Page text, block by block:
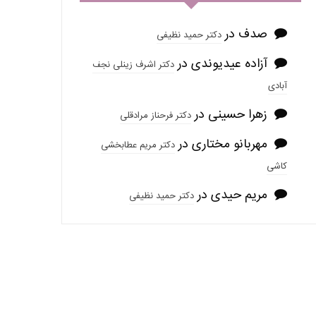
صدف دردکتر حمید نظیفی
آزاده عیدیوندی دردکتر اشرف زینلی نجف
آبادی
زهرا حسینی دردکتر فرحناز مرادقلی
مهربانو مختاری دردکتر مریم عطابخشی
کاشی
مریم حیدی دردکتر حمید نظیفی